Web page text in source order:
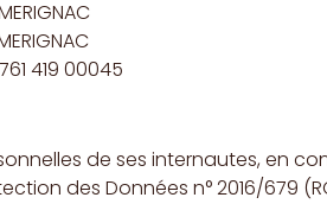
419 00045
de ses internautes, en
des Données n° 2016/679